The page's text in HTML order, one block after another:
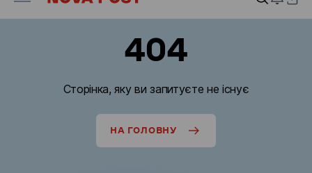
404
Сторінка, яку ви запитуєте не існує
НА ГОЛОВНУ